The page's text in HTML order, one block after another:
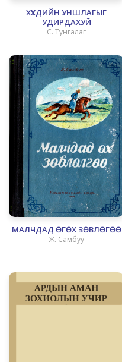
XҮҮХДИЙН УНШЛАГЫГ
УДИРДАХУЙ
С. Тунгалаг
МАЛЧДАД ӨГӨХ ЗӨВЛӨГӨӨ
Ж. Самбуу